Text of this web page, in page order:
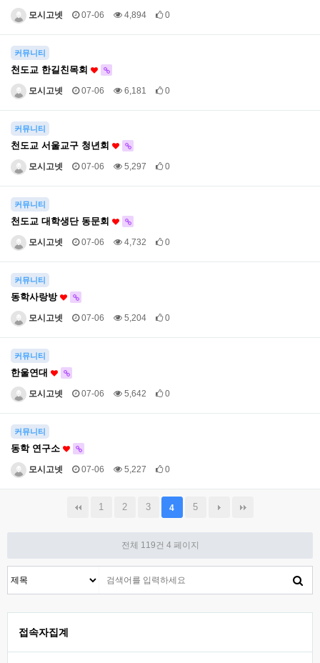
모시고넷 07-06 4,894 0
커뮤니티
천도교 한길친목회
모시고넷 07-06 6,181 0
커뮤니티
천도교 서울교구 청년회
모시고넷 07-06 5,297 0
커뮤니티
천도교 대학생단 동문회
모시고넷 07-06 4,732 0
커뮤니티
동학사랑방
모시고넷 07-06 5,204 0
커뮤니티
한울연대
모시고넷 07-06 5,642 0
커뮤니티
동학 연구소
모시고넷 07-06 5,227 0
1 2 3 4 5
전체 119건 4 페이지
접속자집계